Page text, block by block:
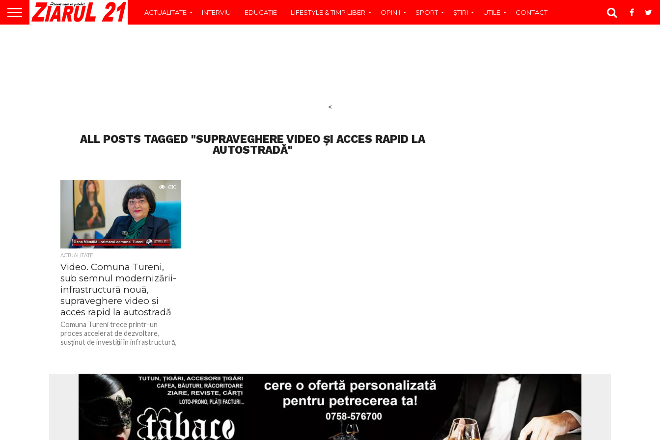
ACTUALITATE INTERVIU EDUCAŢIE LIFESTYLE & TIMP LIBER OPINII SPORT ŞTIRI UTILE CONTACT
<
ALL POSTS TAGGED "SUPRAVEGHERE VIDEO ȘI ACCES RAPID LA
AUTOSTRADĂ"
610
ACTUALITATE
Video. Comuna Tureni,
sub semnul modernizării-
infrastructură nouă,
supraveghere video și
acces rapid la autostradă
Comuna Tureni trece printr-un
proces accelerat de dezvoltare,
susținut de investiții în infrastructură,